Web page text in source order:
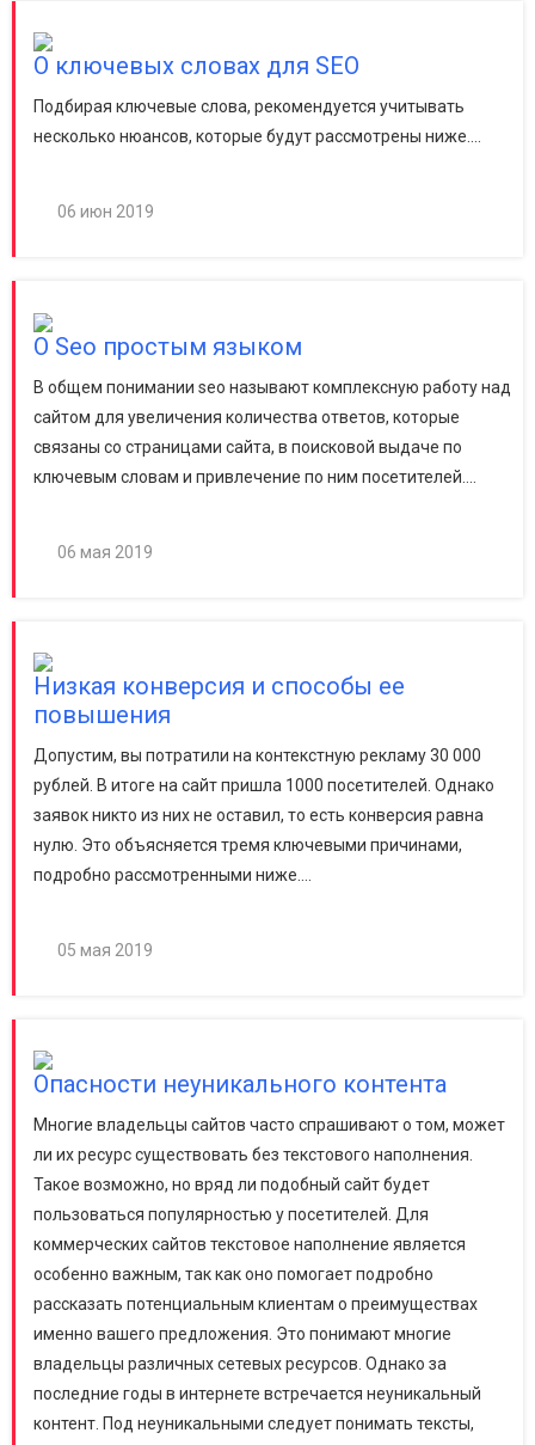
О ключевых словах для SEO
Подбирая ключевые слова, рекомендуется учитывать
несколько нюансов, которые будут рассмотрены ниже....
06 июн 2019
О Seo простым языком
В общем понимании seo называют комплексную работу над
сайтом для увеличения количества ответов, которые
связаны со страницами сайта, в поисковой выдаче по
ключевым словам и привлечение по ним посетителей....
06 мая 2019
Низкая конверсия и способы ее
повышения
Допустим, вы потратили на контекстную рекламу 30 000
рублей. В итоге на сайт пришла 1000 посетителей. Однако
заявок никто из них не оставил, то есть конверсия равна
нулю. Это объясняется тремя ключевыми причинами,
подробно рассмотренными ниже....
05 мая 2019
Опасности неуникального контента
Многие владельцы сайтов часто спрашивают о том, может
ли их ресурс существовать без текстового наполнения.
Такое возможно, но вряд ли подобный сайт будет
пользоваться популярностью у посетителей. Для
коммерческих сайтов текстовое наполнение является
особенно важным, так как оно помогает подробно
рассказать потенциальным клиентам о преимуществах
именно вашего предложения. Это понимают многие
владельцы различных сетевых ресурсов. Однако за
последние годы в интернете встречается неуникальный
контент. Под неуникальными следует понимать тексты,